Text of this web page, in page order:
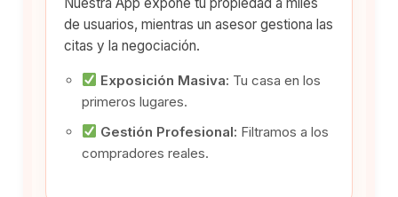
de usuarios, mientras un asesor gestiona las
citas y la negociación.
Exposición Masiva: Tu casa en los
primeros lugares.
Gestión Profesional: Filtramos a los
compradores reales.